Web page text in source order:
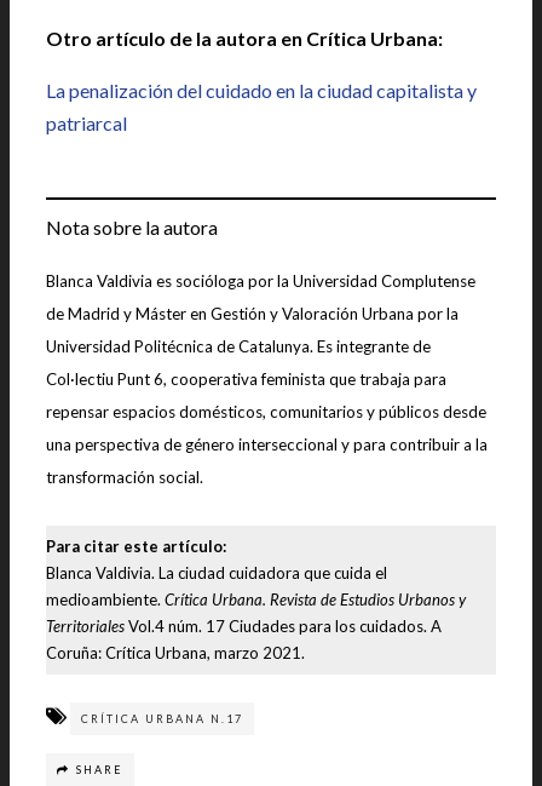
Otro artículo de la autora en Crítica Urbana:
La penalización del cuidado en la ciudad capitalista y
patriarcal
Nota sobre la autora
Blanca Valdivia es socióloga por la Universidad Complutense
de Madrid y Máster en Gestión y Valoración Urbana por la
Universidad Politécnica de Catalunya. Es integrante de
Col·lectiu Punt 6, cooperativa feminista que trabaja para
repensar espacios domésticos, comunitarios y públicos desde
una perspectiva de género interseccional y para contribuir a la
transformación social.
Para citar este artículo:
Blanca Valdivia. La ciudad cuidadora que cuida el
medioambiente. Crítica Urbana. Revista de Estudios Urbanos y
TerritorialesVol.4 núm. 17 Ciudades para los cuidados. A
Coruña: Crítica Urbana, marzo 2021.
CRÍTICA URBANA N.17
SHARE